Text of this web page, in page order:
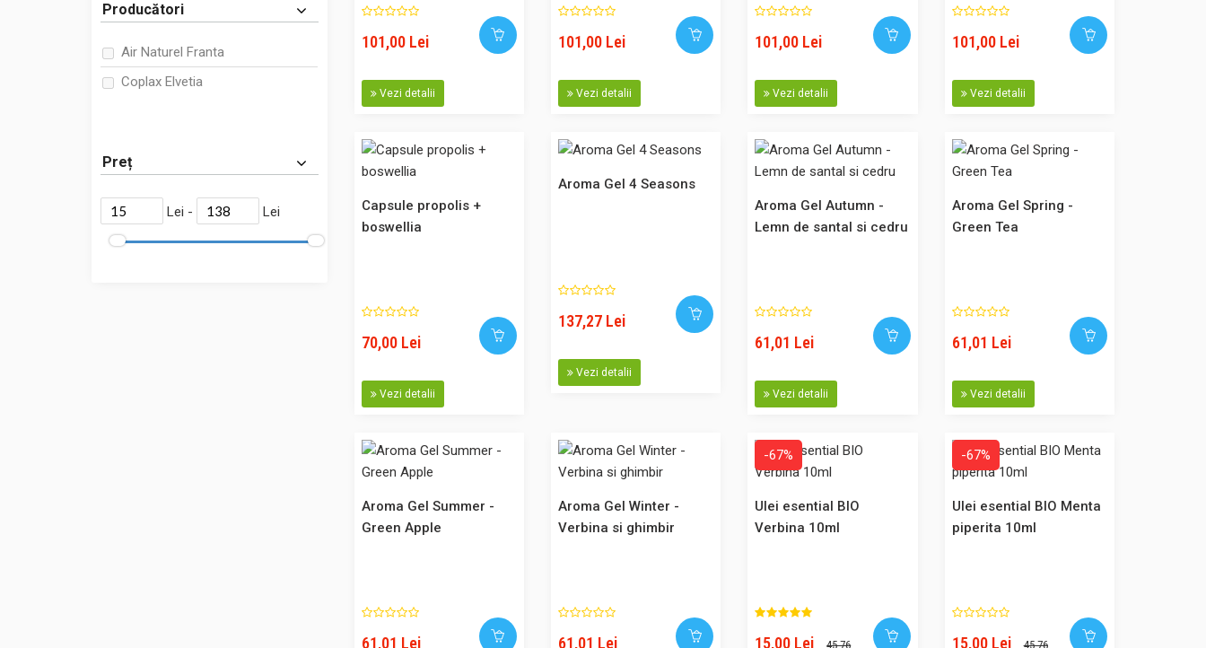
Capsule propolis cu uleiuri esentiale Relax
difuzoarele de propolis. Contin lavanda, pin, portocale.
Capsula este de unica folosinta, din sticla, contine propolis
101,00 Lei
Adaugă în Coş
Capsule propolis cu uleiuri esentiale Repell
Set 5 capsule Reppel cu propolis & uleiuri esentiale, pentru
difuzoarele de propolis. Contin propolis, geraniu,
lemongrass, menta. Capsula este de unica folosinta, din
ore. Noua linie de capsule Kontak Propolis cu propolis pur 1..
101,00 Lei
Adaugă în Coş
difuzoarele de propolis. Contin tea tree, cimbru, lamaie.
Capsula este de unica folosinta, din sticla, contine propolis
Adaugă în Coş
101,00 Lei
Vezi detalii
101,00 Lei
Vezi detalii
101,00 Lei
Vezi detalii
101,00 Lei
Vezi detalii
Capsule propolis +
boswellia
70,00 Lei
Vezi detalii
Aroma Gel 4 Seasons
137,27 Lei
Vezi detalii
Aroma Gel Autumn -
Lemn de santal si cedru
61,01 Lei
Vezi detalii
Aroma Gel Spring -
Green Tea
61,01 Lei
Vezi detalii
Aroma Gel Summer -
Green Apple
61,01 Lei
Aroma Gel Winter -
Verbina si ghimbir
61,01 Lei
-67%
Ulei esential BIO
Verbina 10ml
15,00 Lei
45,76
-67%
Ulei esential BIO Menta
piperita 10ml
15,00 Lei
45,76
10 zile
Producători
Air Naturel Franta
Coplax Elvetia
Preț
Lei - Lei